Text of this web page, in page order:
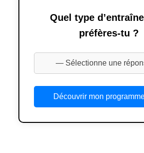
Quel type
préfères-tu ?
Découvrir mon